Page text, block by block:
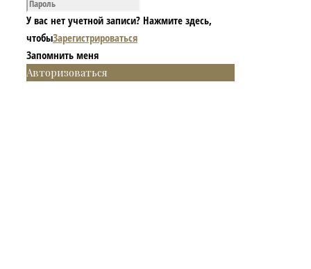
У вас нет учетной записи? Нажмите здесь,
чтобыЗарегистрироваться
Запомнить меня
Авторизоваться